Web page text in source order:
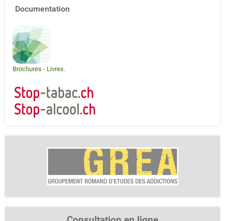
Documentation
Brochures - Livres.